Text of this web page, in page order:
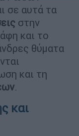
σε αυτά τα
στην
και το
θύματα
και τη
.
και